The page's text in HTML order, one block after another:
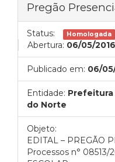
Pregão
Status: Homologada
Abertura: 06/05/
Publicado em: 06/
Entidade: Prefeitura
do Norte
Objeto:
EDITAL – PREGÃO
Processos n° 08513/